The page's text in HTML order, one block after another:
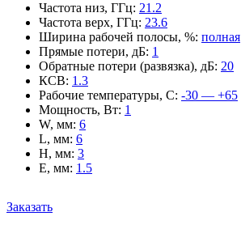
Частота низ, ГГц: 21.2
Частота верх, ГГц: 23.6
Ширина рабочей полосы, %: полная
Прямые потери, дБ: 1
Обратные потери (развязка), дБ: 20
КСВ: 1.3
Рабочие температуры, С: -30 — +65
Мощность, Вт: 1
W, мм: 6
L, мм: 6
H, мм: 3
E, мм: 1.5
Заказать